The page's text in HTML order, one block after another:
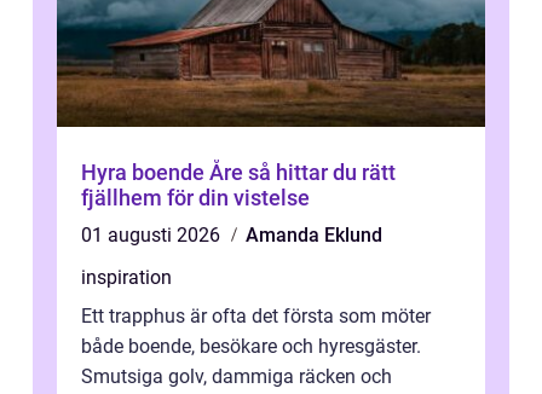
Hyra boende Åre så hittar du rätt
fjällhem för din vistelse
01 augusti 2026
Amanda Eklund
inspiration
Ett trapphus är ofta det första som möter
både boende, besökare och hyresgäster.
Smutsiga golv, dammiga räcken och